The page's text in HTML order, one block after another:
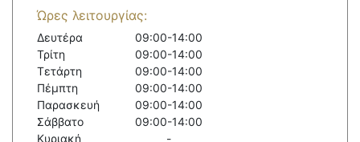
Ώρες λειτουργίας:
Δευτέρα
09:00-14:00
Τρίτη
09:00-14:00
Τετάρτη
09:00-14:00
Πέμπτη
09:00-14:00
Παρασκευή
09:00-14:00
Σάββατο
09:00-14:00
Κυριακή
-